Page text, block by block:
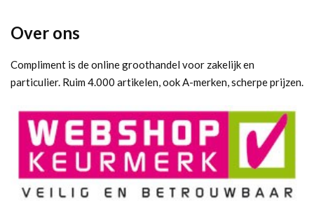
Over ons
Compliment is de online groothandel voor zakelijk en
particulier. Ruim 4.000 artikelen, ook A-merken, scherpe prijzen.